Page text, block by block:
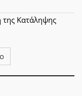
της Κατάληψης